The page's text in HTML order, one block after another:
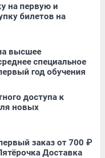
на первую и
билетов на
высшее
специальное
год обучения
доступа к
новых
заказ от 700 ₽
Доставка